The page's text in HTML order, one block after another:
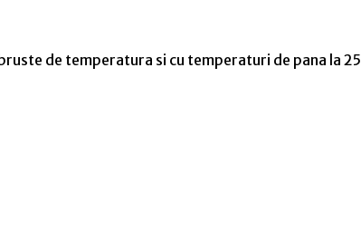
de temperatura si cu temperaturi de pana la